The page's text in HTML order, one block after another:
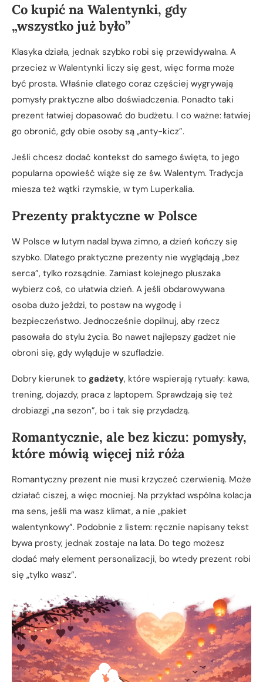
Co kupić na Walentynki, gdy
„wszystko już było”
Klasyka działa, jednak szybko robi się przewidywalna. A
przecież w Walentynki liczy się gest, więc forma może
być prosta. Właśnie dlatego coraz częściej wygrywają
pomysły praktyczne albo doświadczenia. Ponadto taki
prezent łatwiej dopasować do budżetu. I co ważne: łatwiej
go obronić, gdy obie osoby są „anty-kicz”.
Jeśli chcesz dodać kontekst do samego święta, to jego
popularna opowieść wiąże się ze św. Walentym. Tradycja
miesza też wątki rzymskie, w tym Luperkalia.
Prezenty praktyczne w Polsce
W Polsce w lutym nadal bywa zimno, a dzień kończy się
szybko. Dlatego praktyczne prezenty nie wyglądają „bez
serca”, tylko rozsądnie. Zamiast kolejnego pluszaka
wybierz coś, co ułatwia dzień. A jeśli obdarowywana
osoba dużo jeździ, to postaw na wygodę i
bezpieczeństwo. Jednocześnie dopilnuj, aby rzecz
pasowała do stylu życia. Bo nawet najlepszy gadżet nie
obroni się, gdy wyląduje w szufladzie.
Dobry kierunek to gadżety, które wspierają rytuały: kawa,
trening, dojazdy, praca z laptopem. Sprawdzają się też
drobiazgi „na sezon”, bo i tak się przydadzą.
Romantycznie, ale bez kiczu: pomysły,
które mówią więcej niż róża
Romantyczny prezent nie musi krzyczeć czerwienią. Może
działać ciszej, a więc mocniej. Na przykład wspólna kolacja
ma sens, jeśli ma wasz klimat, a nie „pakiet
walentynkowy”. Podobnie z listem: ręcznie napisany tekst
bywa prosty, jednak zostaje na lata. Do tego możesz
dodać mały element personalizacji, bo wtedy prezent robi
się „tylko wasz”.